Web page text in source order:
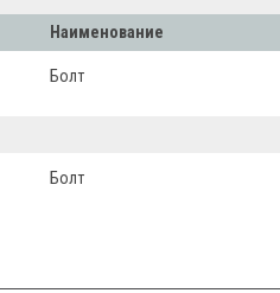
Наименование
Болт
Болт